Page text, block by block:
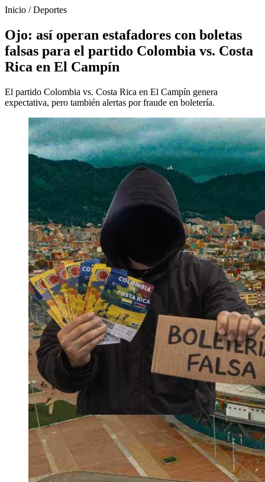
Inicio /Deportes
Ojo: así operan estafadores con boletas
falsas para el partido Colombia vs. Costa
Rica en El Campín
El partido Colombia vs. Costa Rica en El Campín genera
expectativa, pero también alertas por fraude en boletería.